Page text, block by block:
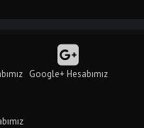
Google+ Hesabımız